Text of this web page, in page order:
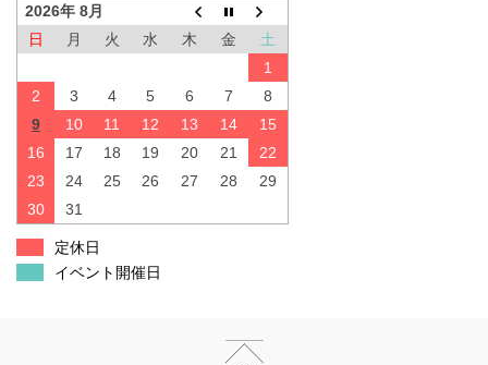
2026年 8月
日
月 火 水 木 金
土
1
2
3 4 5 6 7
8
9
10 11 12 13 14
15
16
17 18 19 20 21
22
23
24 25 26 27 28
29
30
31
定休日
イベント開催日